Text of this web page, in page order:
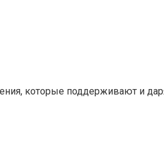
которые поддерживают и